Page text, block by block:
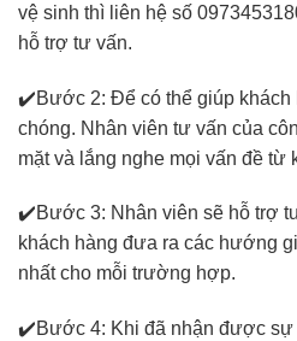
vệ sinh thì liên hệ số
hỗ trợ tư vấn.
✔️Bước 2: Để có thể giúp khách
chóng. Nhân viên tư vấn của
mặt và lắng nghe mọi vấn đề từ
✔️Bước 3: Nhân viên sẽ hỗ trợ
khách hàng đưa ra các hướng
nhất cho mỗi trường hợp.
✔️Bước 4: Khi đã nhận được sự